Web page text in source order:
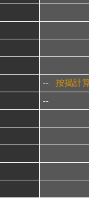
-- 按揭計
--